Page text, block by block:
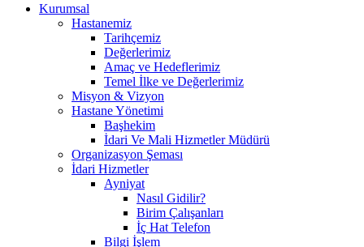
Kurumsal
Hastanemiz
Tarihçemiz
Değerlerimiz
Amaç ve Hedeflerimiz
Temel İlke ve Değerlerimiz
Misyon & Vizyon
Hastane Yönetimi
Başhekim
İdari Ve Mali Hizmetler Müdürü
Organizasyon Şeması
İdari Hizmetler
Ayniyat
Nasıl Gidilir?
Birim Çalışanları
İç Hat Telefon
Bilgi İşlem